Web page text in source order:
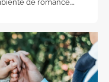
de romance.